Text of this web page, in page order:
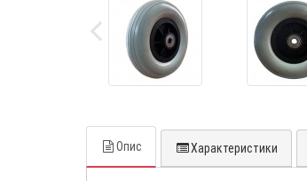
Опис Характеристики